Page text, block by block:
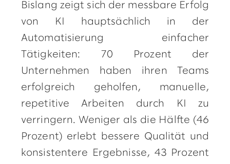
Bislang zeigt sich der messbare Erfolg
von KI hauptsächlich in der
Automatisierung einfacher
Tätigkeiten: 70 Prozent der
Unternehmen haben ihren Teams
erfolgreich geholfen, manuelle,
repetitive Arbeiten durch KI zu
verringern. Weniger als die Hälfte (46
Prozent) erlebt bessere Qualität und
konsistentere Ergebnisse, 43 Prozent